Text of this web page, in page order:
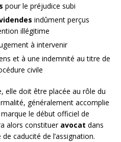
pour le préjudice subi
indûment perçus
illégitime
à intervenir
et à une indemnité au titre de
civile
elle doit être placée au rôle du
généralement accomplie
le début officiel de
alors constituer avocat dans
caducité de l’assignation.